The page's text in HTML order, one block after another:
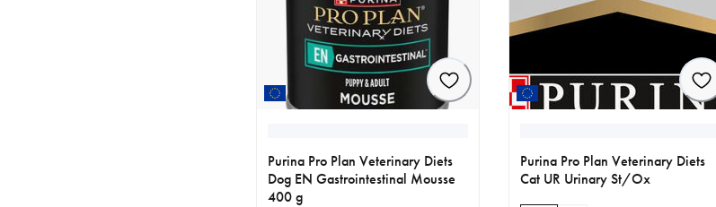
Purina Pro Plan Veterinary Diets
Dog EN Gastrointestinal Mousse
400 g
Purina Pro Plan Veterinary Diets
Cat UR Urinary St/Ox